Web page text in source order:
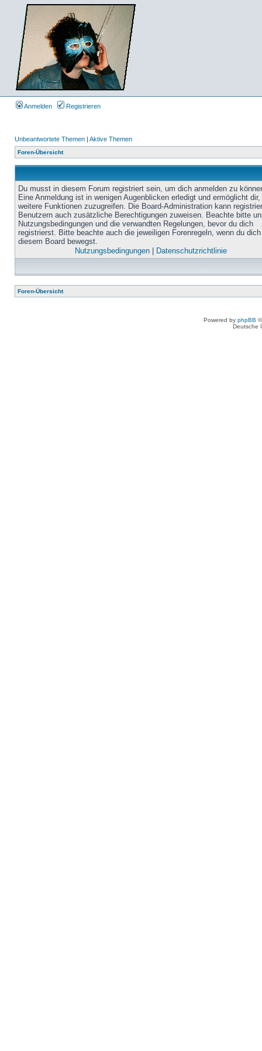
Anmelden Registrieren
Unbeantwortete Themen | Aktive Themen
Foren-Übersicht
Du musst in diesem Forum registriert sein, um dich anmelden zu
Eine Anmeldung ist in wenigen Augenblicken erledigt und ermöglicht
weitere Funktionen zuzugreifen. Die Board-Administration kann
Benutzern auch zusätzliche Berechtigungen zuweisen. Beachte bitte
Nutzungsbedingungen und die verwandten Regelungen, bevor du dich
registrierst. Bitte beachte auch die jeweiligen Forenregeln, wenn du
diesem Board bewegst.
Nutzungsbedingungen| Datenschutzrichtlinie
Foren-Übersicht
Powered by phpBB
Deutsche